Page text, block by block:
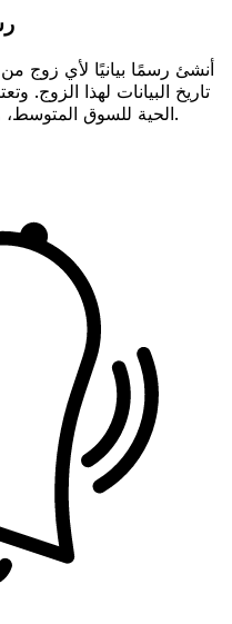
أنشئ رسمًا بيانيًا لأي زوج
تاريخ البيانات لهذا الزوج.
الحية للسوق المتوسط، وهي سهلة الاستخدام وموثوقة تمامًا.